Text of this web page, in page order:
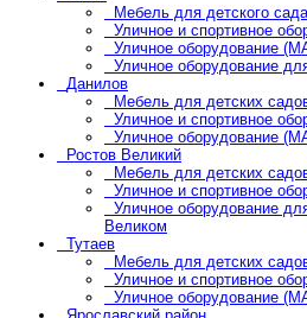
Мебель для детского
Уличное и спортивное
Уличное оборудование
Уличное оборудование
Данилов
Мебель для детских
Уличное и спортивное
Уличное оборудование
Ростов Великий
Мебель для детских
Уличное и спортивное
Уличное оборудование
Великом
Тутаев
Мебель для детских
Уличное и спортивное
Уличное оборудование